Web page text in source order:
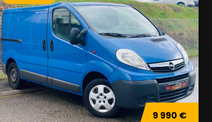
9 990 €